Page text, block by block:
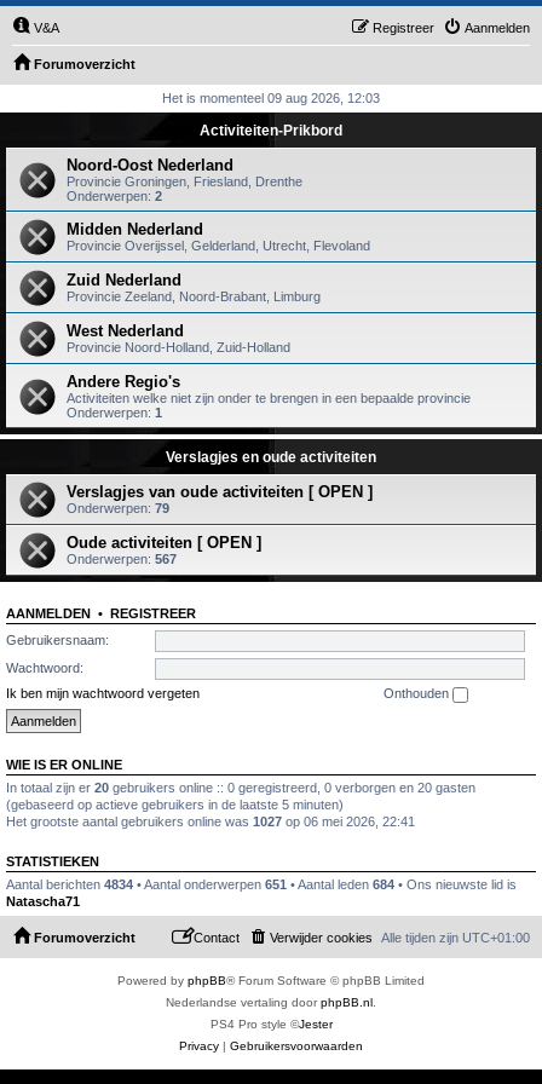
V&A Aanmelden
Registreer
Forumoverzicht
Het is momenteel 09 aug 2026, 12:03
Activiteiten-Prikbord
Noord-Oost Nederland
Provincie Groningen, Friesland, Drenthe
Onderwerpen: 2
Midden Nederland
Provincie Overijssel, Gelderland, Utrecht, Flevoland
Zuid Nederland
Provincie Zeeland, Noord-Brabant, Limburg
West Nederland
Provincie Noord-Holland, Zuid-Holland
Andere Regio's
Activiteiten welke niet zijn onder te brengen in een bepaalde provincie
Onderwerpen: 1
Verslagjes en oude activiteiten
Verslagjes van oude activiteiten [ OPEN ]
Onderwerpen: 79
Oude activiteiten [ OPEN ]
Onderwerpen: 567
AANMELDEN • REGISTREER
Gebruikersnaam:
Wachtwoord:
Ik ben mijn wachtwoord vergeten
Onthouden
WIE IS ER ONLINE
In totaal zijn er 20 gebruikers online :: 0 geregistreerd, 0 verborgen en 20 gasten
(gebaseerd op actieve gebruikers in de laatste 5 minuten)
Het grootste aantal gebruikers online was 1027 op 06 mei 2026, 22:41
STATISTIEKEN
Aantal berichten 4834 • Aantal onderwerpen 651 • Aantal leden 684 • Ons nieuwste lid is
Natascha71
Forumoverzicht Alle tijden zijn UTC+01:00
Verwijder cookies
Contact
Powered by phpBB® Forum Software © phpBB Limited
Nederlandse vertaling doorphpBB.nl
PS4 Pro style ©Jester
Privacy | Gebruikersvoorwaarden